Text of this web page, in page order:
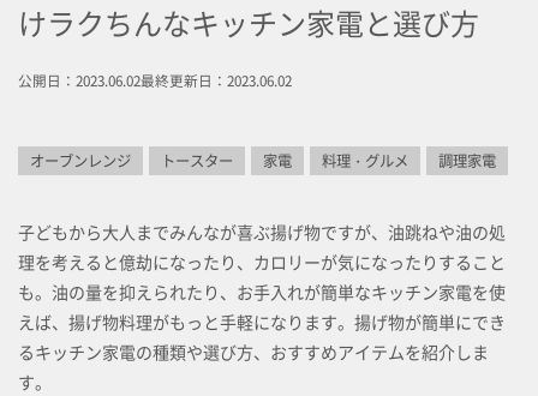
けラクちんなキッチン家電と選び方
公開日：2023.06.02最終更新日：2023.06.02
オーブンレンジ トースター 家電 料理・グルメ 調理家電
子どもから大人までみんなが喜ぶ揚げ物ですが、油跳ねや油の処
理を考えると億劫になったり、カロリーが気になったりすること
も。油の量を抑えられたり、お手入れが簡単なキッチン家電を使
えば、揚げ物料理がもっと手軽になります。揚げ物が簡単にでき
るキッチン家電の種類や選び方、おすすめアイテムを紹介しま
す。